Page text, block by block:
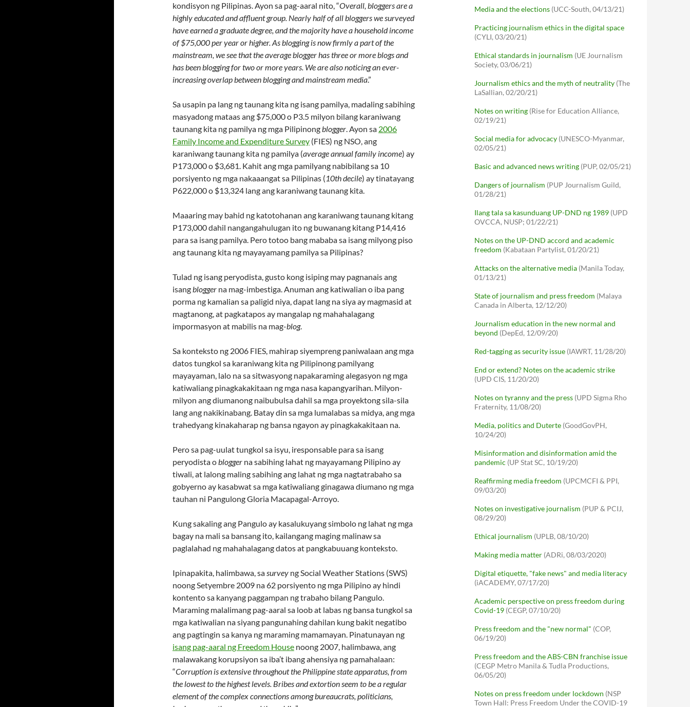
kondisyon ng Pilipinas. Ayon sa pag-aaral nito, “Overall, bloggers are a
highly educated and affluent group. Nearly half of all bloggers we surveyed
have earned a graduate degree, and the majority have a household income
of $75,000 per year or higher. As blogging is now firmly a part of the
mainstream, we see that the average blogger has three or more blogs and
has been blogging for two or more years. We are also noticing an ever-
increasing overlap between blogging and mainstream media.”
Sa usapin pa lang ng taunang kita ng isang pamilya, madaling sabihing
masyadong mataas ang $75,000 o P3.5 milyon bilang karaniwang
taunang kita ng pamilya ng mga Pilipinongblogger. Ayon sa 2006
Family Income and Expenditure Survey (FIES) ng NSO, ang
karaniwang taunang kita ng pamilya (average annual family income) ay
P173,000 o $3,681. Kahit ang mga pamilyang nabibilang sa 10
porsiyento ng mga nakaaangat sa Pilipinas (10th decile) ay tinatayang
P622,000 o $13,324 lang ang karaniwang taunang kita.
Maaaring may bahid ng katotohanan ang karaniwang taunang kitang
P173,000 dahil nangangahulugan ito ng buwanang kitang P14,416
para sa isang pamilya. Pero totoo bang mababa sa isang milyong piso
ang taunang kita ng mayayamang pamilya sa Pilipinas?
Tulad ng isang peryodista, gusto kong isiping may pagnanais ang
isangblogger na mag-imbestiga. Anuman ang katiwalian o iba pang
porma ng kamalian sa paligid niya, dapat lang na siya ay magmasid at
magtanong, at pagkatapos ay mangalap ng mahahalagang
impormasyon at mabilis na mag-blog.
Sa konteksto ng 2006 FIES, mahirap siyempreng paniwalaan ang mga
datos tungkol sa karaniwang kita ng Pilipinong pamilyang
mayayaman, lalo na sa sitwasyong napakaraming alegasyon ng mga
katiwaliang pinagkakakitaan ng mga nasa kapangyarihan. Milyon-
milyon ang diumanong naibubulsa dahil sa mga proyektong sila-sila
lang ang nakikinabang. Batay din sa mga lumalabas sa midya, ang mga
trahedyang kinakaharap ng bansa ngayon ay pinagkakakitaan na.
Pero sa pag-uulat tungkol sa isyu, iresponsable para sa isang
peryodista oblogger na sabihing lahat ng mayayamang Pilipino ay
tiwali, at lalong maling sabihing ang lahat ng mga nagtatrabaho sa
gobyerno ay kasabwat sa mga katiwaliang ginagawa diumano ng mga
tauhan ni Pangulong Gloria Macapagal-Arroyo.
Kung sakaling ang Pangulo ay kasalukuyang simbolo ng lahat ng mga
bagay na mali sa bansang ito, kailangang maging malinaw sa
paglalahad ng mahahalagang datos at pangkabuuang konteksto.
Ipinapakita, halimbawa, sasurvey ng Social Weather Stations (SWS)
noong Setyembre 2009 na 62 porsiyento ng mga Pilipinoay hindi
kontento sa kanyang paggampan ng trabaho bilang Pangulo.
Maraming malalimang pag-aaral sa loob at labas ng bansa tungkol sa
mga katiwalian na siyang pangunahing dahilan kung bakit negatibo
ang pagtingin sa kanya ng maraming mamamayan. Pinatunayan ng
isang pag-aaral ng Freedom House noong 2007, halimbawa, ang
malawakang korupsiyon sa iba’t ibang ahensiya ng pamahalaan:
“Corruption is extensive throughout the Philippine state apparatus, from
the lowest to the highest levels. Bribes and extortion seem to be a regular
element of the complex connections among bureaucrats, politicians,
Media and the elections (UCC-South, 04/13/21)
Practicing journalism ethics in the digital space
(CYLI, 03/20/21)
Ethical standards in journalism (UE Journalism
Society, 03/06/21)
Journalism ethics and the myth of neutrality (The
LaSallian, 02/20/21)
Notes on writing (Rise for Education Alliance,
02/19/21)
Social media for advocacy (UNESCO-Myanmar,
02/05/21)
Basic and advanced news writing (PUP, 02/05/21)
Dangers of journalism (PUP Journalism Guild,
01/28/21)
Ilang tala sa kasunduang UP-DND ng 1989 (UPD
OVCCA, NUSP; 01/22/21)
Notes on the UP-DND accord and academic
freedom (Kabataan Partylist, 01/20/21)
Attacks on the alternative media (Manila Today,
01/13/21)
State of journalism and press freedom (Malaya
Canada in Alberta, 12/12/20)
Journalism education in the new normal and
beyond (DepEd, 12/09/20)
Red-tagging as security issue (IAWRT, 11/28/20)
End or extend? Notes on the academic strike
(UPD CIS, 11/20/20)
Notes on tyranny and the press (UPD Sigma Rho
Fraternity, 11/08/20)
Media, politics and Duterte (GoodGovPH,
10/24/20)
Misinformation and disinformation amid the
pandemic (UP Stat SC, 10/19/20)
Reaffirming media freedom (UPCMCFI & PPI,
09/03/20)
Notes on investigative journalism (PUP & PCIJ,
08/29/20)
Ethical journalism (UPLB, 08/10/20)
Making media matter (ADRi, 08/03/2020)
Digital etiquette, "fake news" and media literacy
(iACADEMY, 07/17/20)
Academic perspective on press freedom during
Covid-19 (CEGP, 07/10/20)
Press freedom and the "new normal" (COP,
06/19/20)
Press freedom and the ABS-CBN franchise issue
(CEGP Metro Manila & Tudla Productions,
06/05/20)
Notes on press freedom under lockdown (NSP
Town Hall: Press Freedom Under the COVID-19